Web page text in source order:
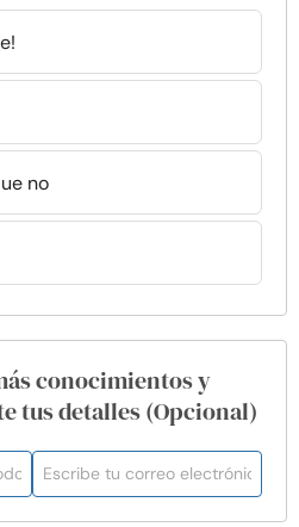
no
conocimientos y
tus detalles (Opcional)